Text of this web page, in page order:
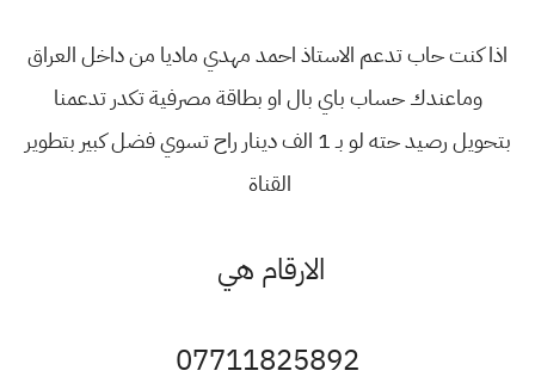
اذا كنت حاب تدعم الاستاذ احمد مهدي ماديا من داخل العراق
وماعندك حساب باي بال او بطاقة مصرفية تكدر تدعمنا
بتحويل رصيد حته لو بـ 1 الف دينار راح تسوي فضل كبير بتطوير
القناة
الارقام هي
07711825892